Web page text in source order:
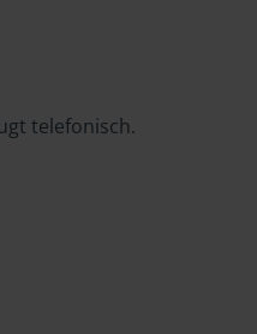
telefonisch.